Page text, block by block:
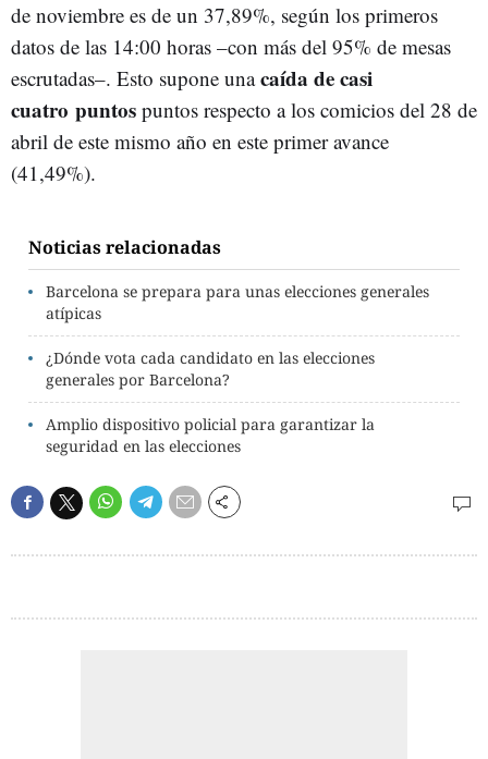
de noviembre es de un 37,89%, según los primeros
datos de las 14:00 horas –con más del 95% de mesas
escrutadas–. Esto supone unacaída de casi
cuatro puntos puntos respecto a los comicios del 28 de
abril de este mismo año en este primer avance
(41,49%).
Noticias relacionadas
Barcelona se prepara para unas elecciones generales
atípicas
¿Dónde vota cada candidato en las elecciones
generales por Barcelona?
Amplio dispositivo policial para garantizar la
seguridad en las elecciones